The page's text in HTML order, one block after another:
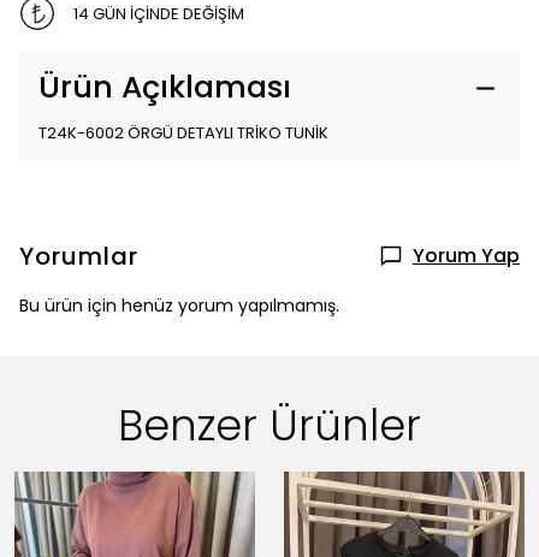
14 GÜN İÇİNDE DEĞİŞİM
Ürün Açıklaması
T24K-6002 ÖRGÜ DETAYLI TRİKO TUNİK
Yorumlar Yorum Yap
Bu ürün için henüz yorum yapılmamış.
Benzer Ürünler